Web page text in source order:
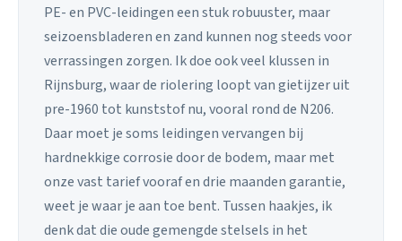
PE- en PVC-leidingen een stuk robuuster, maar
seizoensbladeren en zand kunnen nog steeds voor
verrassingen zorgen. Ik doe ook veel klussen in
Rijnsburg, waar de riolering loopt van gietijzer uit
pre-1960 tot kunststof nu, vooral rond de N206.
Daar moet je soms leidingen vervangen bij
hardnekkige corrosie door de bodem, maar met
onze vast tarief vooraf en drie maanden garantie,
weet je waar je aan toe bent. Tussen haakjes, ik
denk dat die oude gemengde stelsels in het